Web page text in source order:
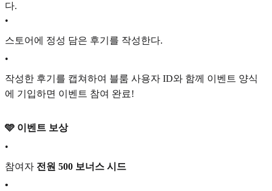
다.
•
스토어에 정성 담은 후기를 작성한다.
•
작성한 후기를 캡쳐하여 블룸 사용자 ID와 함께 이벤트 양식
에 기입하면 이벤트 참여 완료!
🩵 이벤트 보상
•
참여자 전원 500 보너스 시드
•